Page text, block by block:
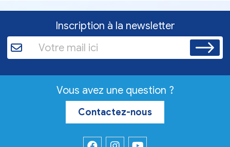
Inscription à la newsletter
Vous avez une question ?
Contactez-nous